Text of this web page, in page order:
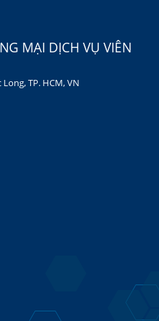
MẠI DỊCH VỤ VIÊN
TP. HCM, VN